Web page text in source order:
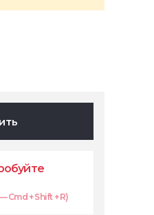
Cmd + Shift + R)